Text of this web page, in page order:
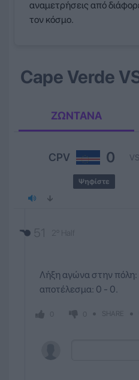
αναμετρήσεις από
τον κόσμο.
Cape Verde
ΖΩΝΤΑΝΑ
CPV 0
Ψηφίστε
VS
51 2º Half
Λήξη αγώνα στην πόλη:
αποτέλεσμα: 0 - 0.
SHARE